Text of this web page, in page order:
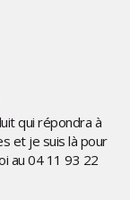
qui répondra à
et je suis là pour
au04 11 93 22